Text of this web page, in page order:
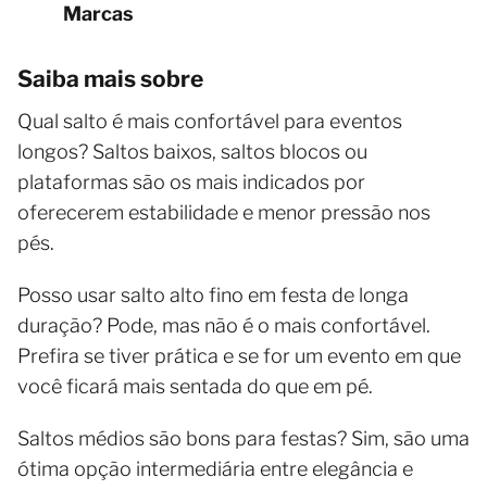
Marcas
Saiba mais sobre
Qual salto é mais confortável para eventos
longos? Saltos baixos, saltos blocos ou
plataformas são os mais indicados por
oferecerem estabilidade e menor pressão nos
pés.
Posso usar salto alto fino em festa de longa
duração? Pode, mas não é o mais confortável.
Prefira se tiver prática e se for um evento em que
você ficará mais sentada do que em pé.
Saltos médios são bons para festas? Sim, são uma
ótima opção intermediária entre elegância e